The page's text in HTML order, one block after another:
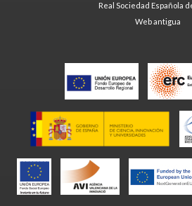
Real Sociedad Española
Web antigua